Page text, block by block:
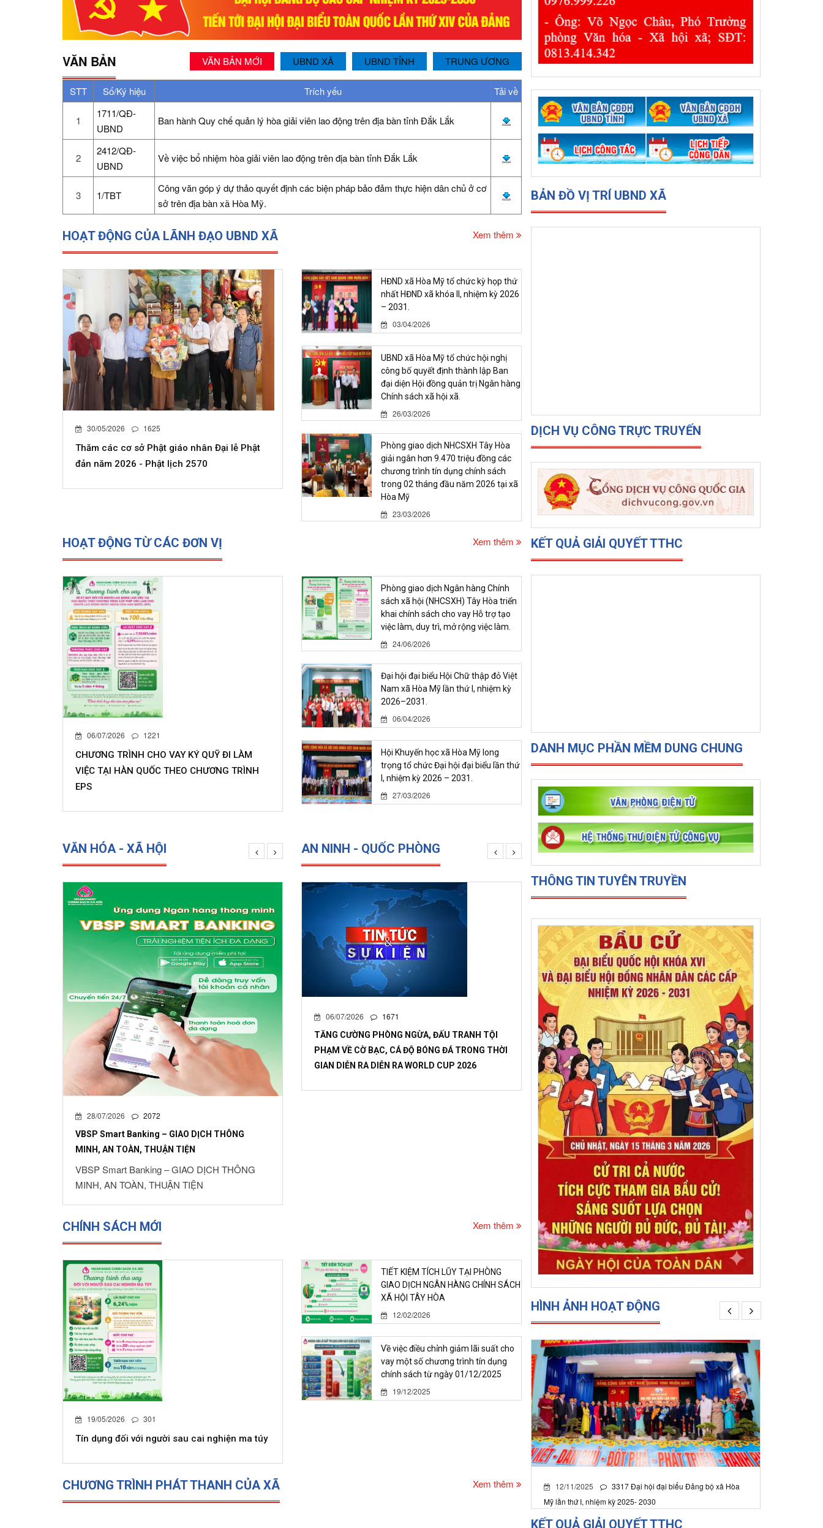
VĂN BẢN TRUNG ƯƠNG
UBND TỈNH
UBND XÃ
VĂN BẢN MỚI
STT Số/Ký hiệu Trích yếu Tải về
1
1711/QĐ-
UBND
Ban hành Quy chế quản lý hòa giải viên lao động trên địa bàn tỉnh Đắk Lắk
2
2412/QĐ-
UBND
Về việc bổ nhiệm hòa giải viên lao động trên địa bàn tỉnh Đắk Lắk
3 1/TBT
Công văn góp ý dự thảo quyết định các biện pháp bảo đảm thực hiện dân chủ ở cơ
sở trên địa bàn xã Hòa Mỹ.
HOẠT ĐỘNG CỦA LÃNH ĐẠO UBND XÃ Xem thêm
30/05/2026 1625
Thăm các cơ sở Phật giáo nhân Đại lễ Phật
đản năm 2026 - Phật lịch 2570
HĐND xã Hòa Mỹ tổ chức kỳ họp thứ
nhất HĐND xã khóa II, nhiệm kỳ 2026
– 2031.
03/04/2026
UBND xã Hòa Mỹ tổ chức hội nghị
công bố quyết định thành lập Ban
đại diện Hội đồng quản trị Ngân hàng
Chính sách xã hội xã.
26/03/2026
Phòng giao dịch NHCSXH Tây Hòa
giải ngân hơn 9.470 triệu đồng các
chương trình tín dụng chính sách
trong 02 tháng đầu năm 2026 tại xã
Hòa Mỹ
23/03/2026
HOẠT ĐỘNG TỪ CÁC ĐƠN VỊ Xem thêm
06/07/2026 1221
CHƯƠNG TRÌNH CHO VAY KÝ QUỸ ĐI LÀM
VIỆC TẠI HÀN QUỐC THEO CHƯƠNG TRÌNH
EPS
Phòng giao dịch Ngân hàng Chính
sách xã hội (NHCSXH) Tây Hòa triển
khai chính sách cho vay Hỗ trợ tạo
việc làm, duy trì, mở rộng việc làm.
24/06/2026
Đại hội đại biểu Hội Chữ thập đỏ Việt
Nam xã Hòa Mỹ lần thứ I, nhiệm kỳ
2026–2031.
06/04/2026
Hội Khuyến học xã Hòa Mỹ long
trọng tổ chức Đại hội đại biểu lần thứ
I, nhiệm kỳ 2026 – 2031.
27/03/2026
VĂN HÓA - XÃ HỘI
28/07/2026 2072
VBSP Smart Banking – GIAO DỊCH THÔNG
MINH, AN TOÀN, THUẬN TIỆN
VBSP Smart Banking – GIAO DỊCH THÔNG
MINH, AN TOÀN, THUẬN TIỆN
AN NINH - QUỐC PHÒNG
06/07/2026 1671
TĂNG CƯỜNG PHÒNG NGỪA, ĐẤU TRANH TỘI
PHẠM VỀ CỜ BẠC, CÁ ĐỘ BÓNG ĐÁ TRONG THỜI
GIAN DIỄN RA DIỄN RA WORLD CUP 2026
CHÍNH SÁCH MỚI Xem thêm
19/05/2026 301
Tín dụng đối với người sau cai nghiện ma túy
TIẾT KIỆM TÍCH LŨY TẠI PHÒNG
GIAO DỊCH NGÂN HÀNG CHÍNH SÁCH
XÃ HỘI TÂY HÒA
12/02/2026
Về việc điều chỉnh giảm lãi suất cho
vay một số chương trình tín dụng
chính sách từ ngày 01/12/2025
19/12/2025
CHƯƠNG TRÌNH PHÁT THANH CỦA XÃ Xem thêm
BẢN ĐỒ VỊ TRÍ UBND XÃ
DỊCH VỤ CÔNG TRỰC TRUYẾN
KẾT QUẢ GIẢI QUYẾT TTHC
DANH MỤC PHẦN MỀM DUNG CHUNG
THÔNG TIN TUYÊN TRUYỀN
HÌNH ẢNH HOẠT ĐỘNG
12/11/2025 3317Đại hội đại biểu Đảng bộ xã Hòa
Mỹ lần thứ I, nhiệm kỳ 2025- 2030
KẾT QUẢ GIẢI QUYẾT TTHC